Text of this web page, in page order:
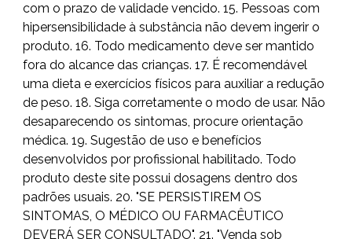
com o prazo de validade vencido. 15. Pessoas com
hipersensibilidade à substância não devem ingerir o
produto. 16. Todo medicamento deve ser mantido
fora do alcance das crianças. 17. É recomendável
uma dieta e exercícios físicos para auxiliar a redução
de peso. 18. Siga corretamente o modo de usar. Não
desaparecendo os sintomas, procure orientação
médica. 19. Sugestão de uso e benefícios
desenvolvidos por profissional habilitado. Todo
produto deste site possui dosagens dentro dos
padrões usuais. 20. "SE PERSISTIREM OS
SINTOMAS, O MÉDICO OU FARMACÊUTICO
DEVERÁ SER CONSULTADO". 21. "Venda sob